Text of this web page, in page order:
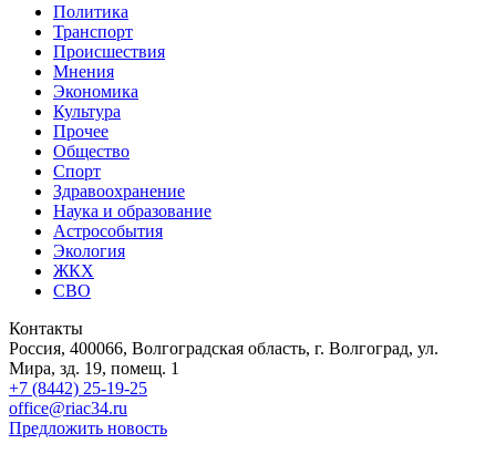
Политика
Транспорт
Происшествия
Мнения
Экономика
Культура
Прочее
Общество
Спорт
Здравоохранение
Наука и образование
Астрособытия
Экология
ЖКХ
СВО
Контакты
Россия, 400066, Волгоградская область, г. Волгоград, ул.
Мира, зд. 19, помещ. 1
+7 (8442) 25-19-25
office@riac34.ru
Предложить новость